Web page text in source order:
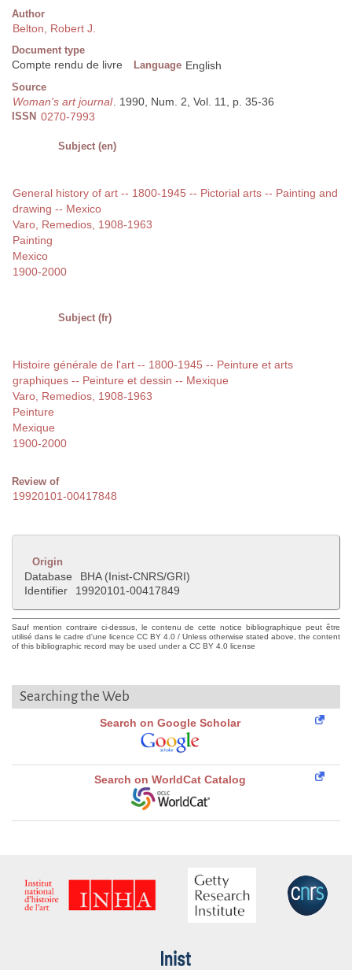
Author
Belton, Robert J.
Document type
Compte rendu de livre Language English
Source
Woman's art journal. 1990, Num. 2, Vol. 11, p. 35-36
ISSN 0270-7993
Subject (en)
General history of art -- 1800-1945 -- Pictorial arts -- Painting and
drawing -- Mexico
Varo, Remedios, 1908-1963
Painting
Mexico
1900-2000
Subject (fr)
Histoire générale de l'art -- 1800-1945 -- Peinture et arts
graphiques -- Peinture et dessin -- Mexique
Varo, Remedios, 1908-1963
Peinture
Mexique
1900-2000
Review of
19920101-00417848
Origin
Database
BHA (Inist-CNRS/GRI)
Identifier
19920101-00417849
Sauf mention contraire ci-dessus, le contenu de cette notice bibliographique peut être
utilisé dans le cadre d'une licence CC BY 4.0 / Unless otherwise stated above, the content
of this bibliographic record may be used under a CC BY 4.0 license
Searching the Web
Search on Google Scholar
Search on WorldCat Catalog